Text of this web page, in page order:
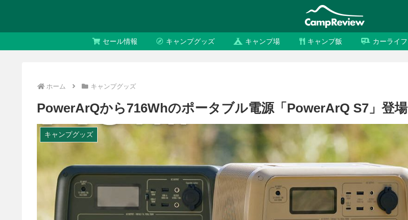
セール情報 キャンプグッズ キャンプ場 キャンプ飯 カーライフ
ホーム キャンプグッズ
PowerArQから716Whのポータブル電源「PowerArQ S7」登場
キャンプグッズ